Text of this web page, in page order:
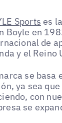
Sports es
Boyle en
de
y el Reino
se basa
ya sea
con
se